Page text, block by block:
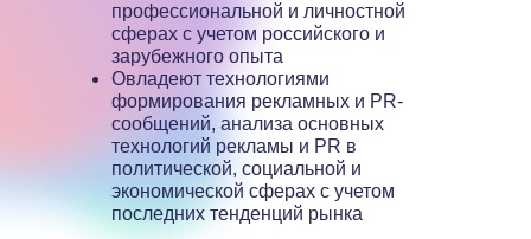
профессиональной и личностной
сферах с учетом российского и
зарубежного опыта
Овладеют технологиями
формирования рекламных и PR-
сообщений, анализа основных
технологий рекламы и PR в
политической, социальной и
экономической сферах с учетом
последних тенденций рынка